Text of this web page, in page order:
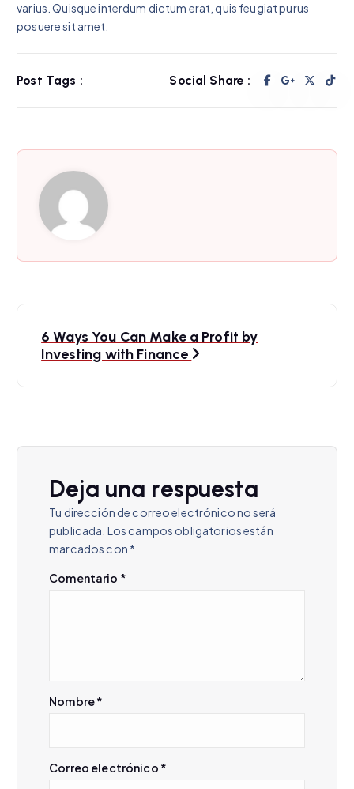
varius. Quisque interdum dictum erat, quis feugiat purus
posuere sit amet.
Post Tags : Social Share :
e
6 Ways You Can Make a Profit by
Investing with Finance
Deja una respuesta
Tu dirección de correo electrónico no será
publicada. Los campos obligatorios están
marcados con *
Comentario *
Nombre*
Correo electrónico *